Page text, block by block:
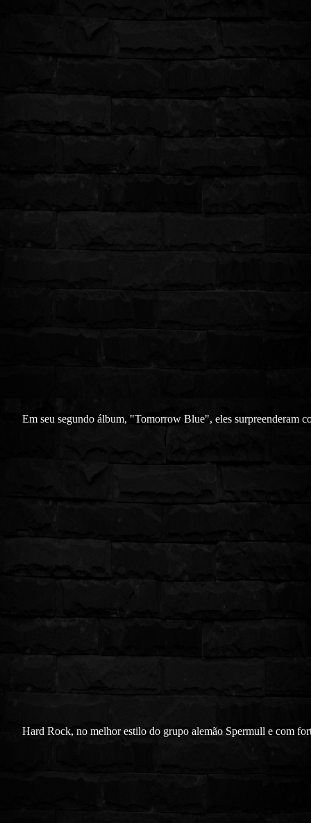
Em seu segundo álbum, "Tomorrow Blue", eles surpreenderam
Hard Rock, no melhor estilo do grupo alemão Spermull e com